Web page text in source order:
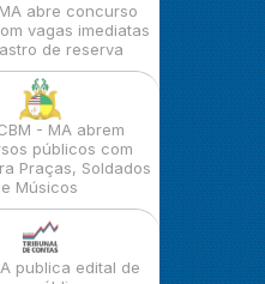
abre concurso
vagas imediatas
de reserva
- MA abrem
públicos com
Praças, Soldados
e Músicos
publica edital de